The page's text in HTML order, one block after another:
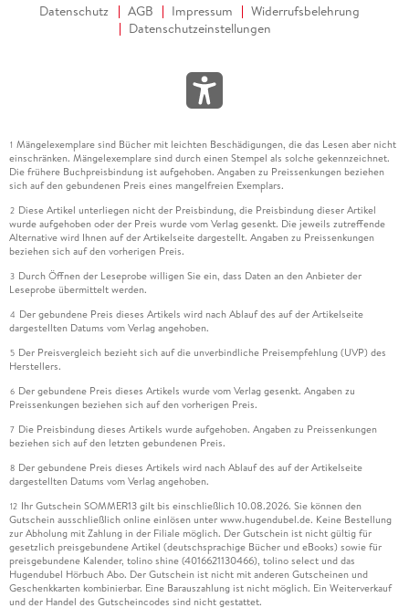
Datenschutz AGB Impressum
Widerrufsbelehrung
Datenschutzeinstellungen
1 Mängelexemplare sind Bücher mit leichten Beschädigungen, die das Lesen aber nicht
einschränken. Mängelexemplare sind durch einen Stempel als solche gekennzeichnet.
Die frühere Buchpreisbindung ist aufgehoben. Angaben zu Preissenkungen beziehen
sich auf den gebundenen Preis eines mangelfreien Exemplars.
2 Diese Artikel unterliegen nicht der Preisbindung, die Preisbindung dieser Artikel
wurde aufgehoben oder der Preis wurde vom Verlag gesenkt. Die jeweils zutreffende
Alternative wird Ihnen auf der Artikelseite dargestellt. Angaben zu Preissenkungen
beziehen sich auf den vorherigen Preis.
3 Durch Öffnen der Leseprobe willigen Sie ein, dass Daten an den Anbieter der
Leseprobe übermittelt werden.
4 Der gebundene Preis dieses Artikels wird nach Ablauf des auf der Artikelseite
dargestellten Datums vom Verlag angehoben.
5 Der Preisvergleich bezieht sich auf die unverbindliche Preisempfehlung (UVP) des
Herstellers.
6 Der gebundene Preis dieses Artikels wurde vom Verlag gesenkt. Angaben zu
Preissenkungen beziehen sich auf den vorherigen Preis.
7 Die Preisbindung dieses Artikels wurde aufgehoben. Angaben zu Preissenkungen
beziehen sich auf den letzten gebundenen Preis.
8 Der gebundene Preis dieses Artikels wird nach Ablauf des auf der Artikelseite
dargestellten Datums vom Verlag angehoben.
12 Ihr Gutschein SOMMER13 gilt bis einschließlich 10.08.2026. Sie können den
Gutschein ausschließlich online einlösen unter www.hugendubel.de. Keine Bestellung
zur Abholung mit Zahlung in der Filiale möglich. Der Gutschein ist nicht gültig für
gesetzlich preisgebundene Artikel (deutschsprachige Bücher und eBooks) sowie für
preisgebundene Kalender, tolino shine (4016621130466), tolino select und das
Hugendubel Hörbuch Abo. Der Gutschein ist nicht mit anderen Gutscheinen und
Geschenkkarten kombinierbar. Eine Barauszahlung ist nicht möglich. Ein Weiterverkauf
und der Handel des Gutscheincodes sind nicht gestattet.